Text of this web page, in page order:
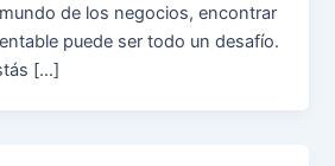
de los negocios, encontrar
puede ser todo un desafío.
[…]